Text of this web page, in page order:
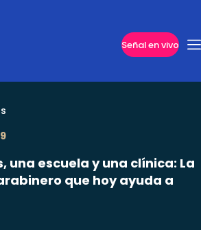
Señal en vivo
CazanoticiasEconomíaCasos
una escuela y una clínica: La
que hoy ayuda a